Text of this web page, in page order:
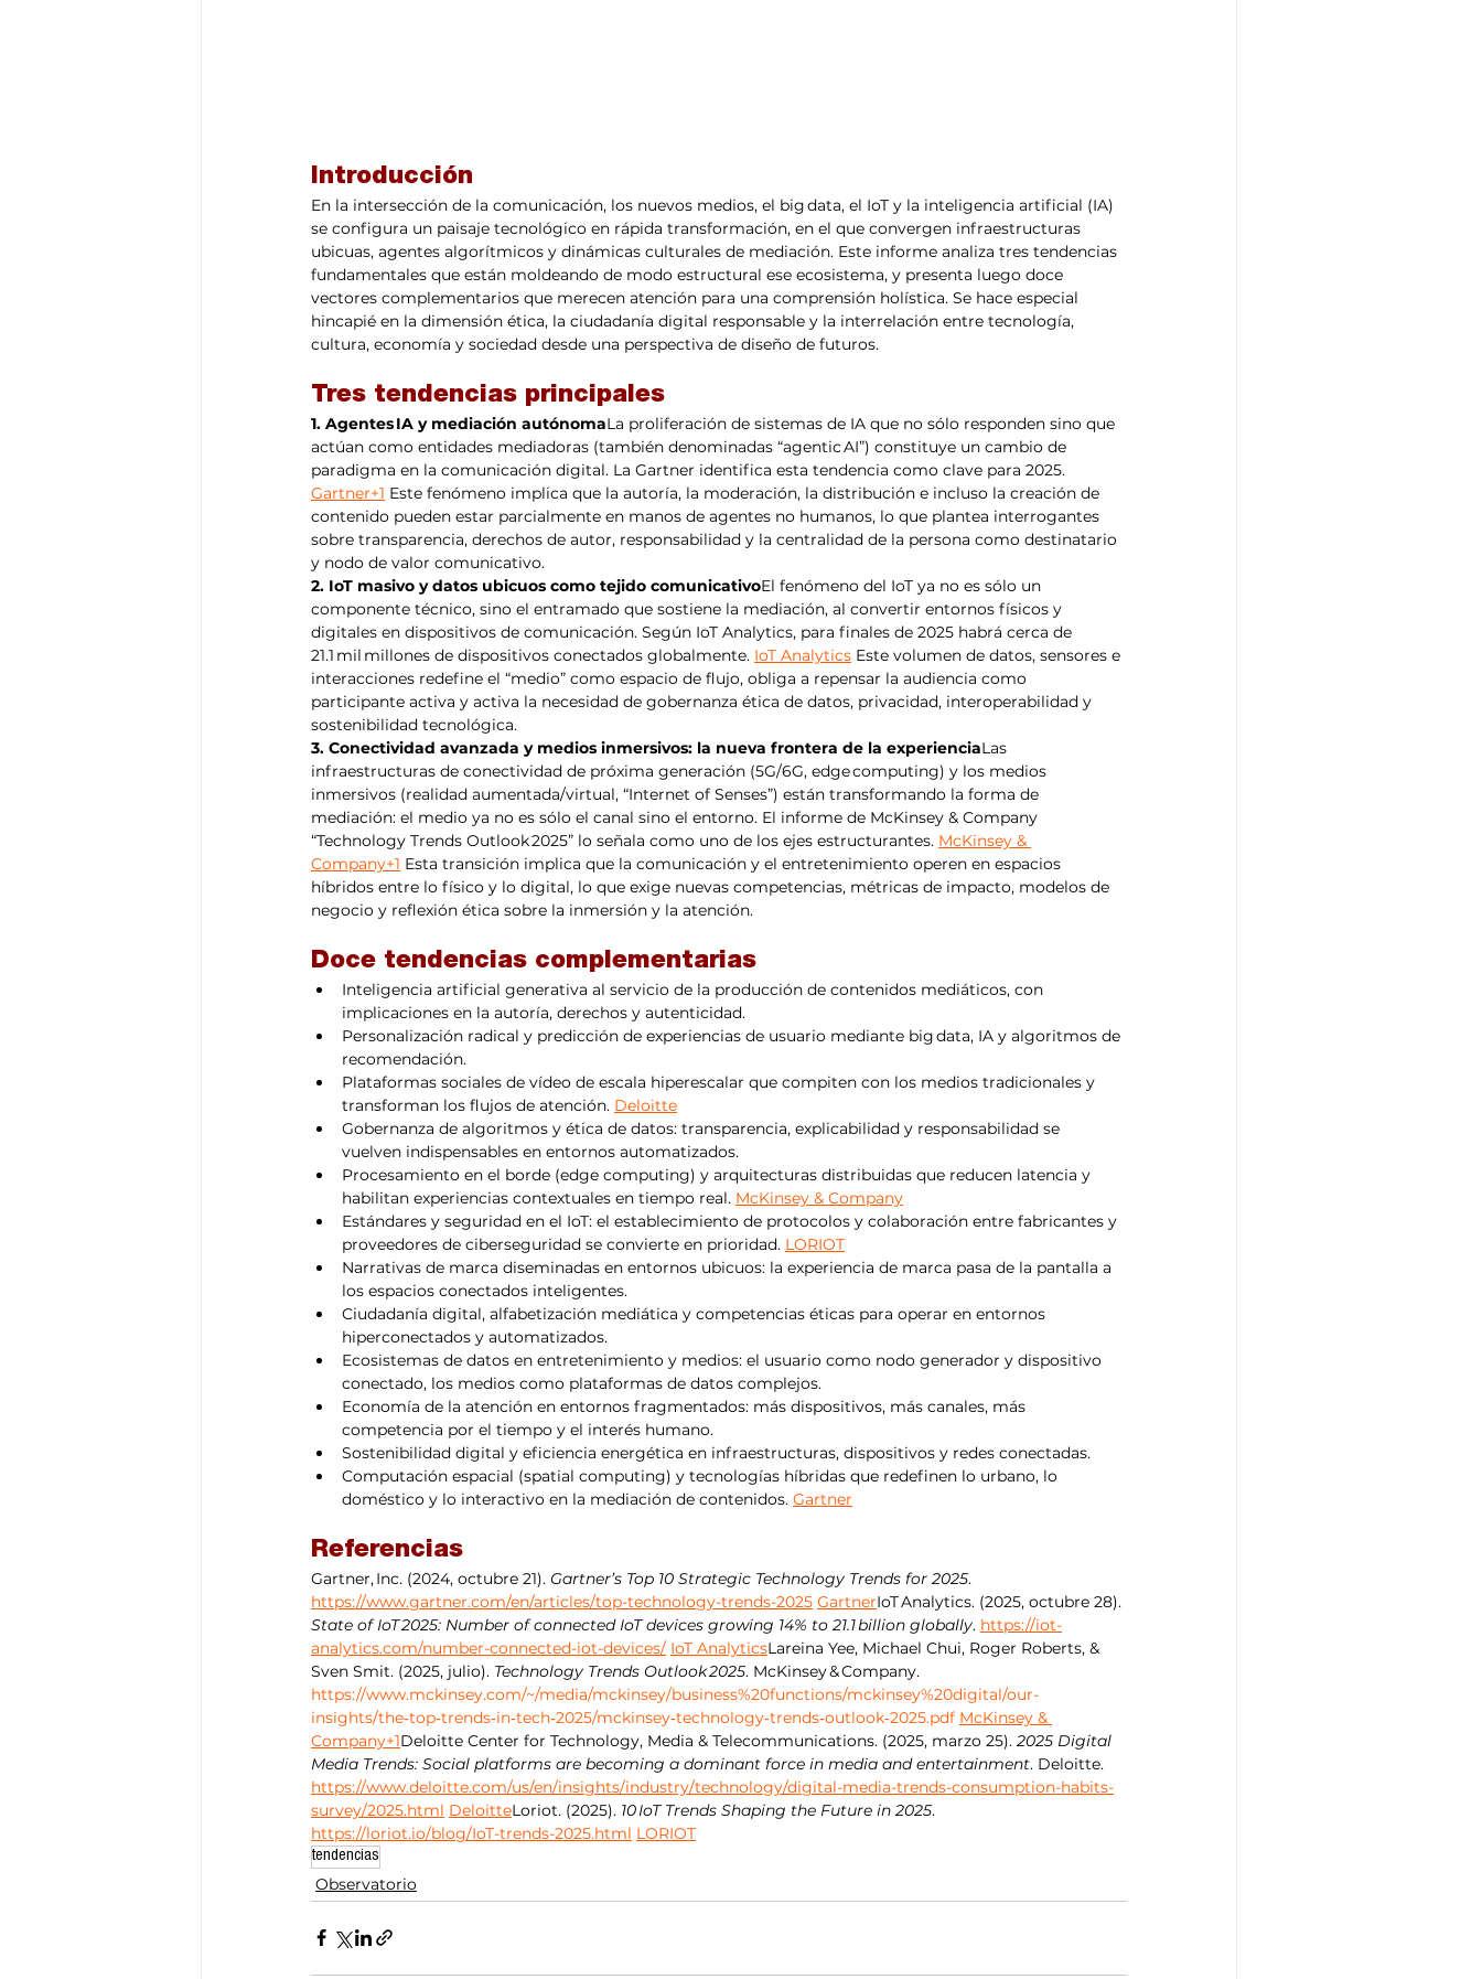
Introducción
En la intersección de la comunicación, los nuevos medios, el big data, el IoT y la inteligencia artificial (IA)
se configura un paisaje tecnológico en rápida transformación, en el que convergen infraestructuras
ubicuas, agentes algorítmicos y dinámicas culturales de mediación. Este informe analiza tres tendencias
fundamentales que están moldeando de modo estructural ese ecosistema, y presenta luego doce
vectores complementarios que merecen atención para una comprensión holística. Se hace especial
hincapié en la dimensión ética, la ciudadanía digital responsable y la interrelación entre tecnología,
cultura, economía y sociedad desde una perspectiva de diseño de futuros.
Tres tendencias principales
1. Agentes IA y mediación autónomaLa proliferación de sistemas de IA que no sólo responden sino que
actúan como entidades mediadoras (también denominadas “agentic AI”) constituye un cambio de
paradigma en la comunicación digital. La Gartner identifica esta tendencia como clave para 2025.
Gartner+1 Este fenómeno implica que la autoría, la moderación, la distribución e incluso la creación de
contenido pueden estar parcialmente en manos de agentes no humanos, lo que plantea interrogantes
sobre transparencia, derechos de autor, responsabilidad y la centralidad de la persona como destinatario
y nodo de valor comunicativo.
2. IoT masivo y datos ubicuos como tejido comunicativoEl fenómeno del IoT ya no es sólo un
componente técnico, sino el entramado que sostiene la mediación, al convertir entornos físicos y
digitales en dispositivos de comunicación. Según IoT Analytics, para finales de 2025 habrá cerca de
21.1 mil millones de dispositivos conectados globalmente. IoT Analytics Este volumen de datos, sensores e
interacciones redefine el “medio” como espacio de flujo, obliga a repensar la audiencia como
participante activa y activa la necesidad de gobernanza ética de datos, privacidad, interoperabilidad y
sostenibilidad tecnológica.
3. Conectividad avanzada y medios inmersivos: la nueva frontera de la experienciaLas
infraestructuras de conectividad de próxima generación (5G/6G, edge computing) y los medios
inmersivos (realidad aumentada/virtual, “Internet of Senses”) están transformando la forma de
mediación: el medio ya no es sólo el canal sino el entorno. El informe de McKinsey & Company
“Technology Trends Outlook 2025” lo señala como uno de los ejes estructurantes. McKinsey &
Company+1 Esta transición implica que la comunicación y el entretenimiento operen en espacios
híbridos entre lo físico y lo digital, lo que exige nuevas competencias, métricas de impacto, modelos de
negocio y reflexión ética sobre la inmersión y la atención.
Doce tendencias complementarias
Inteligencia artificial generativa al servicio de la producción de contenidos mediáticos, con
implicaciones en la autoría, derechos y autenticidad.
Personalización radical y predicción de experiencias de usuario mediante big data, IA y algoritmos de
recomendación.
Plataformas sociales de vídeo de escala hiperescalar que compiten con los medios tradicionales y
transforman los flujos de atención. Deloitte
Gobernanza de algoritmos y ética de datos: transparencia, explicabilidad y responsabilidad se
vuelven indispensables en entornos automatizados.
Procesamiento en el borde (edge computing) y arquitecturas distribuidas que reducen latencia y
habilitan experiencias contextuales en tiempo real. McKinsey & Company
Estándares y seguridad en el IoT: el establecimiento de protocolos y colaboración entre fabricantes y
proveedores de ciberseguridad se convierte en prioridad. LORIOT
Narrativas de marca diseminadas en entornos ubicuos: la experiencia de marca pasa de la pantalla a
los espacios conectados inteligentes.
Ciudadanía digital, alfabetización mediática y competencias éticas para operar en entornos
hiperconectados y automatizados.
Ecosistemas de datos en entretenimiento y medios: el usuario como nodo generador y dispositivo
conectado, los medios como plataformas de datos complejos.
Economía de la atención en entornos fragmentados: más dispositivos, más canales, más
competencia por el tiempo y el interés humano.
Sostenibilidad digital y eficiencia energética en infraestructuras, dispositivos y redes conectadas.
Computación espacial (spatial computing) y tecnologías híbridas que redefinen lo urbano, lo
doméstico y lo interactivo en la mediación de contenidos. Gartner
Referencias
Gartner, Inc. (2024, octubre 21). Gartner’s Top 10 Strategic Technology Trends for 2025.
https://www.gartner.com/en/articles/top-technology-trends-2025 GartnerIoT Analytics. (2025, octubre 28).
State of IoT 2025: Number of connected IoT devices growing 14% to 21.1 billion globally. https://iot-
analytics.com/number-connected-iot-devices/ IoT AnalyticsLareina Yee, Michael Chui, Roger Roberts, &
Sven Smit. (2025, julio). Technology Trends Outlook 2025. McKinsey & Company.
https://www.mckinsey.com/~/media/mckinsey/business%20functions/mckinsey%20digital/our-
insights/the‑top‑trends‑in‑tech‑2025/mckinsey‑technology‑trends‑outlook‑2025.pdf McKinsey &
Company+1Deloitte Center for Technology, Media & Telecommunications. (2025, marzo 25). 2025 Digital
Media Trends: Social platforms are becoming a dominant force in media and entertainment. Deloitte.
https://www.deloitte.com/us/en/insights/industry/technology/digital-media-trends-consumption-habits-
survey/2025.html DeloitteLoriot. (2025). 10 IoT Trends Shaping the Future in 2025.
https://loriot.io/blog/IoT-trends-2025.html LORIOT
tendencias
Observatorio